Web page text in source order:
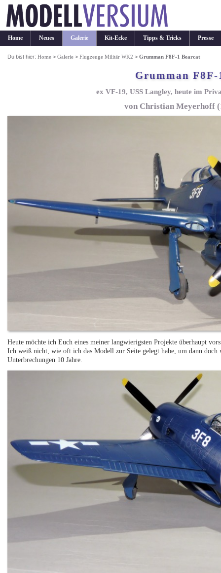
Home Neues Galerie Kit-Ecke Tipps & Tricks Presse
Du bist hier:Home >Galerie >Flugzeuge Militär WK2 >Grumman F8F-1 Bearcat
Grumman
ex VF-19, USS Langley, heute im
von Christian Meyerhoff
Heute möchte ich Euch eines meiner langwierigsten Projekte überhaupt
Ich weiß nicht, wie oft ich das Modell zur Seite gelegt habe, um dann
Unterbrechungen 10 Jahre.